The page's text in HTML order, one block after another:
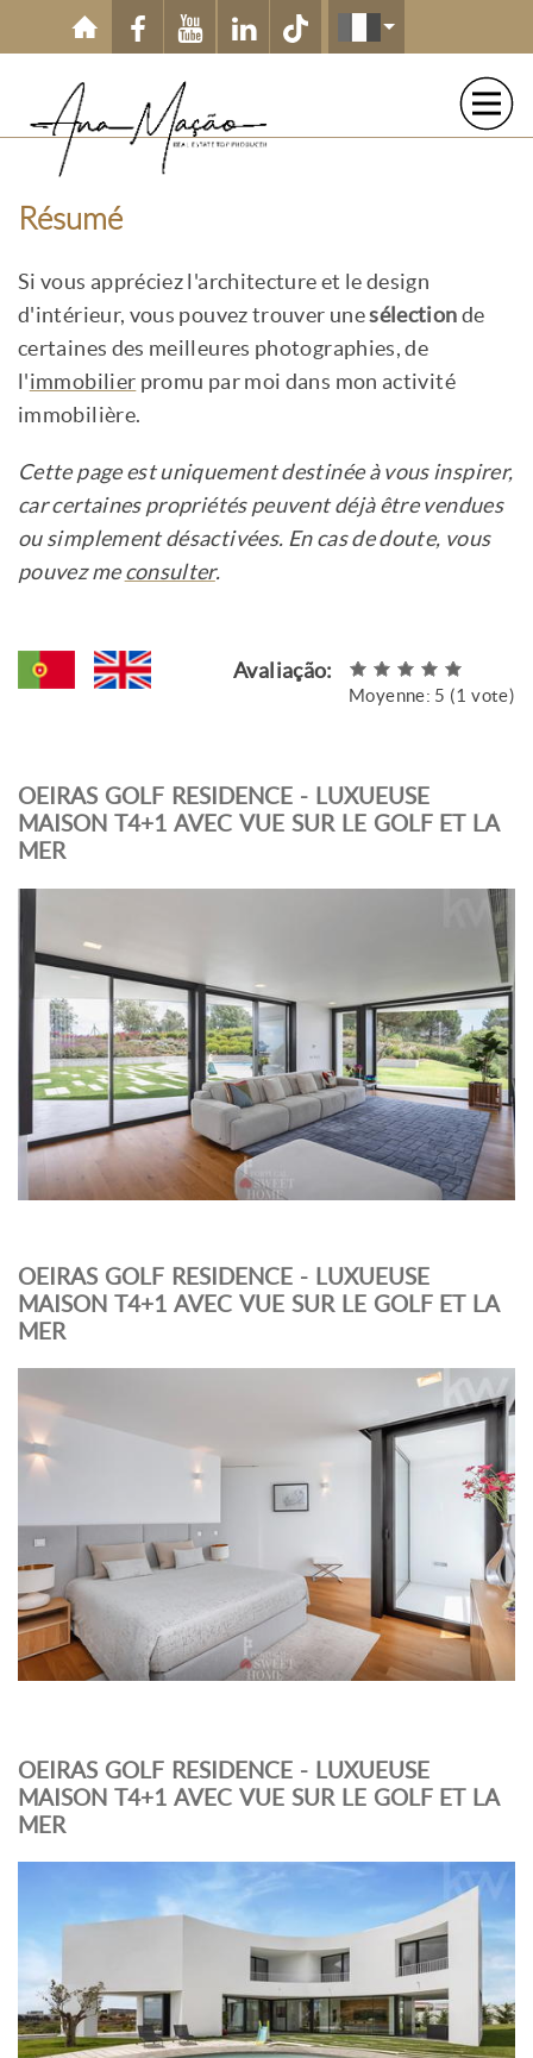
Aller au contenu principal
Résumé
Si vous appréciez l'architecture et le design
d'intérieur, vous pouvez trouver unesélection de
certaines des meilleures photographies, de
l'immobilier promu par moi dans mon activité
immobilière.
Cette page est uniquement destinée à vous inspirer,
car certaines propriétés peuvent déjà être vendues
ou simplement désactivées. En cas de doute, vous
pouvez meconsulter.
Avaliação:
Moyenne: 5 (1 vote)
OEIRAS GOLF RESIDENCE - LUXUEUSE
MAISON T4+1 AVEC VUE SUR LE GOLF ET LA
MER
OEIRAS GOLF RESIDENCE - LUXUEUSE
MAISON T4+1 AVEC VUE SUR LE GOLF ET LA
MER
OEIRAS GOLF RESIDENCE - LUXUEUSE
MAISON T4+1 AVEC VUE SUR LE GOLF ET LA
MER